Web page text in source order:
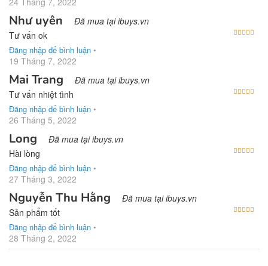
Như uyên Đã mua tại ibuys.vn
Tư vấn ok
Đăng nhập để bình luận •
19 Tháng 7, 2022
Mai Trang Đã mua tại ibuys.vn
Tư vấn nhiệt tình
Đăng nhập để bình luận •
26 Tháng 5, 2022
Long Đã mua tại ibuys.vn
Hài lòng
Đăng nhập để bình luận •
27 Tháng 3, 2022
Nguyễn Thu Hằng Đã mua tại ibuys.vn
Sản phẩm tốt
Đăng nhập để bình luận •
28 Tháng 2, 2022